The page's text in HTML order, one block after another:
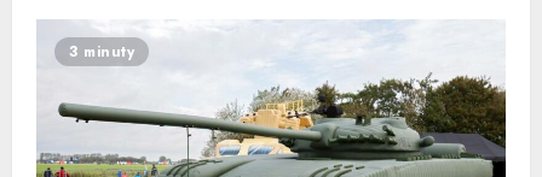
3 minuty